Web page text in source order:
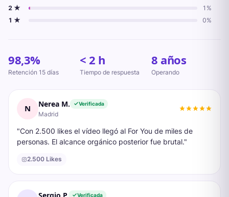
2 ★ 1 %
1 ★ 0%
98,3%
Retención 15 días
< 2 h
Tiempo de respuesta
8 años
Operando
N Nerea M. Verificada
Madrid
"Con 2.500 likes el vídeo llegó al For You de miles de
personas. El alcance orgánico posterior fue brutal."
2.500 Likes
Sergio P. Verificada